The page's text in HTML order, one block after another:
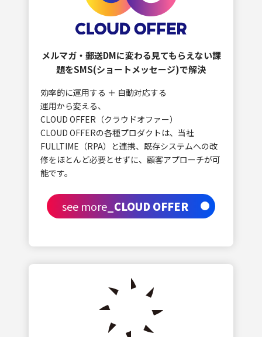
メルマガ・郵送DMに変わる見てもらえない課
題をSMS(ショートメッセージ)で解決
効率的に運用する ＋ 自動対応する
運用から変える、
CLOUD OFFER（クラウドオファー）
CLOUD OFFERの各種プロダクトは、当社
FULLTIME（RPA）と連携、既存システムへの改
修をほとんど必要とせずに、顧客アプローチが可
能です。
see more _CLOUD OFFER